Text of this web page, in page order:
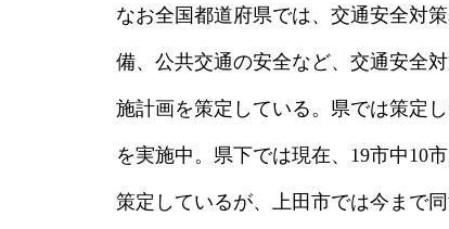
なお全国都道府県では、交通安全対
備、公共交通の安全など、交通安全
施計画を策定している。県では策定
を実施中。県下では現在、19市中10
策定しているが、上田市では今まで